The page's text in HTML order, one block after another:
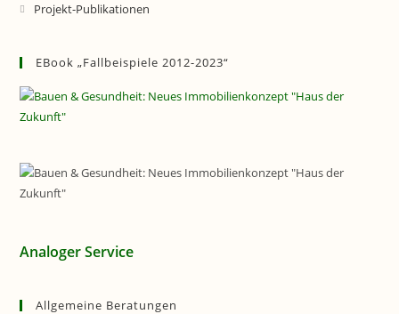
Projekt-Publikationen
EBook „Fallbeispiele 2012-2023“
Analoger Service
Allgemeine Beratungen